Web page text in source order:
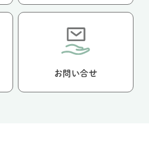
お問い合せ